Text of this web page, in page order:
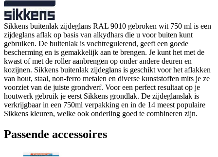
Sikkens buitenlak zijdeglans RAL 9010 gebroken wit 750 ml is een
zijdeglans aflak op basis van alkydhars die u voor buiten kunt
gebruiken. De buitenlak is vochtregulerend, geeft een goede
bescherming en is gemakkelijk aan te brengen. Je kunt het met de
kwast of met de roller aanbrengen op onder andere deuren en
kozijnen. Sikkens buitenlak zijdeglans is geschikt voor het aflakken
van hout, staal, non-ferro metalen en diverse kunststoffen mits je ze
voorziet van de juiste grondverf. Voor een perfect resultaat op je
houtwerk gebruik je eerst Sikkens grondlak. De zijdeglanslak is
verkrijgbaar in een 750ml verpakking en in de 14 meest populaire
Sikkens kleuren, welke ook onderling goed te combineren zijn.
Passende accessoires